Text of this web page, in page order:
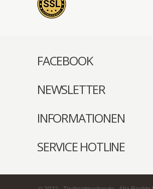
FACEBOOK
NEWSLETTER
INFORMATIONEN
SERVICE HOTLINE